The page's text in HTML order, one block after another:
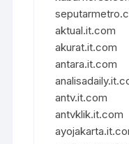
aktual.it.com
akurat.it.com
antara.it.com
antv.it.com
antvklik.it.com